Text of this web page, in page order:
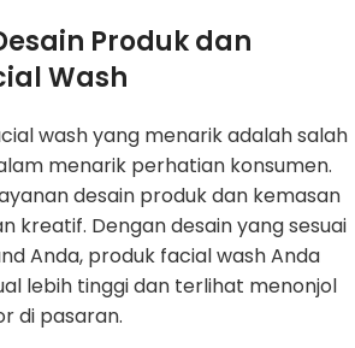
Produk dan
Wash
wash yang menarik adalah salah
menarik perhatian konsumen.
desain produk dan kemasan
kreatif. Dengan desain yang sesuai
Anda, produk facial wash Anda
lebih tinggi dan terlihat menonjol
di pasaran.